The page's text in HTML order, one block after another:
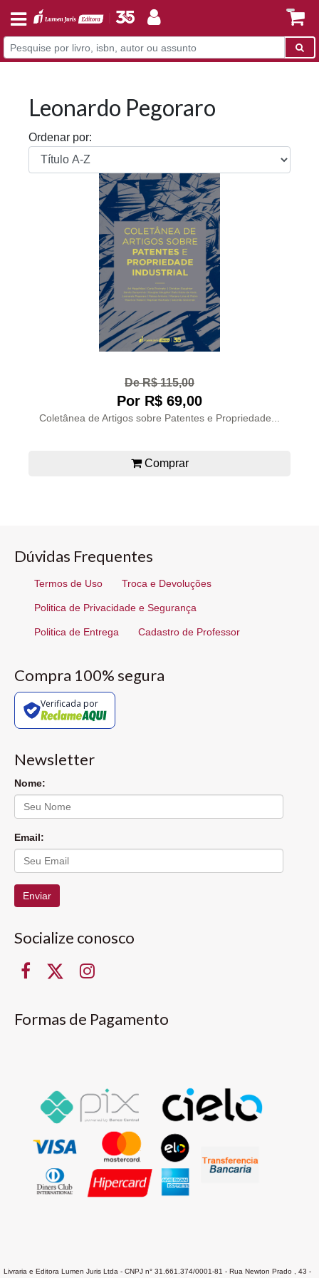
Leonardo Pegoraro
Ordenar por:
De R$ 115,00
Por R$ 69,00
Coletânea de Artigos sobre Patentes e Propriedade...
Comprar
Dúvidas Frequentes
Termos de Uso Troca e Devoluções
Politica de Privacidade e Segurança
Politica de Entrega Cadastro de Professor
Compra 100% segura
Verificada por
Newsletter
Nome:
Email:
Enviar
Socialize conosco
Formas de Pagamento
Livraria e Editora Lumen Juris Ltda - CNPJ n° 31.661.374/0001-81 - Rua Newton Prado , 43 -